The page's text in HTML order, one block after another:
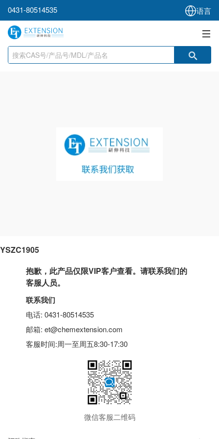
0431-80514535 语言
YSZC1905
抱歉，此产品仅限VIP客户查看。请联系我们的
客服人员。
联系我们
电话: 0431-80514535
邮箱: et@chemextension.com
客服时间:周一至周五8:30-17:30
微信客服二维码